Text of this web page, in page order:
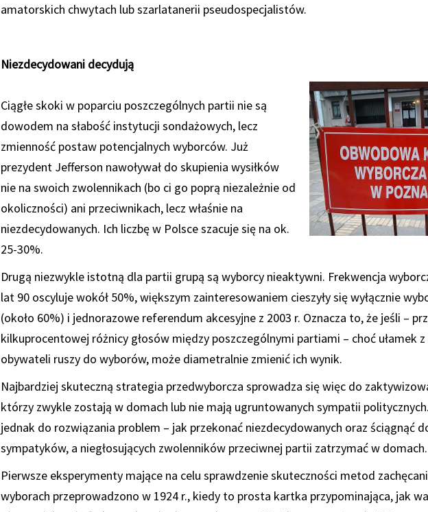
amatorskich chwytach lub szarlatanerii pseudospecjalistów.
Niezdecydowani decydują
Ciągłe skoki w poparciu poszczególnych partii nie są
dowodem na słabość instytucji sondażowych, lecz
zmienność postaw potencjalnych wyborców. Już
prezydent Jefferson nawoływał do skupienia wysiłków
nie na swoich zwolennikach (bo ci go poprą niezależnie od
okoliczności) ani przeciwnikach, lecz właśnie na
niezdecydowanych. Ich liczbę w Polsce szacuje się na ok.
25-30%.
Drugą niezwykle istotną dla partii grupą są wyborcy nieaktywni. Frekwencja
lat 90 oscyluje wokół 50%, większym zainteresowaniem cieszyły się wyłącznie
(około 60%) i jednorazowe referendum akcesyjne z 2003 r. Oznacza to, że jeśli –
kilkuprocentowej różnicy głosów między poszczególnymi partiami – choć ułamek z
obywateli ruszy do wyborów, może diametralnie zmienić ich wynik.
Najbardziej skuteczną strategia przedwyborcza sprowadza się więc do
którzy zwykle zostają w domach lub nie mają ugruntowanych sympatii
jednak do rozwiązania problem – jak przekonać niezdecydowanych oraz ściągnąć
sympatyków, a niegłosujących zwolenników przeciwnej partii zatrzymać w domach.
Pierwsze eksperymenty mające na celu sprawdzenie skuteczności metod
wyborach przeprowadzono w 1924 r., kiedy to prosta kartka przypominająca, jak